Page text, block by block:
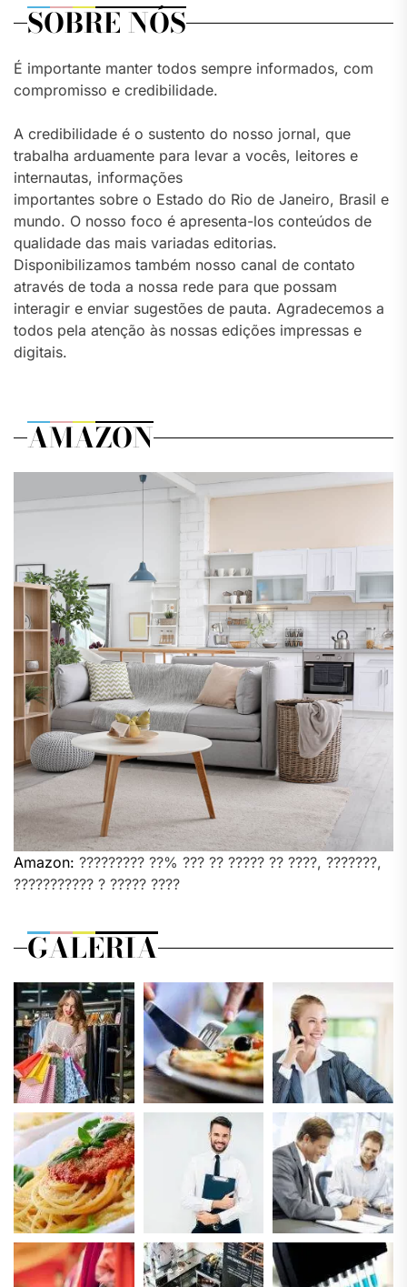
SOBRE NÓS
É importante manter todos sempre informados, com
compromisso e credibilidade.
A credibilidade é o sustento do nosso jornal, que
trabalha arduamente para levar a vocês, leitores e
internautas, informações
importantes sobre o Estado do Rio de Janeiro, Brasil e
mundo. O nosso foco é apresenta-los conteúdos de
qualidade das mais variadas editorias.
Disponibilizamos também nosso canal de contato
através de toda a nossa rede para que possam
interagir e enviar sugestões de pauta. Agradecemos a
todos pela atenção às nossas edições impressas e
digitais.
AMAZON
Amazon: ????????? ??% ??? ?? ????? ?? ????, ???????,
??????????? ? ????? ????
GALERIA